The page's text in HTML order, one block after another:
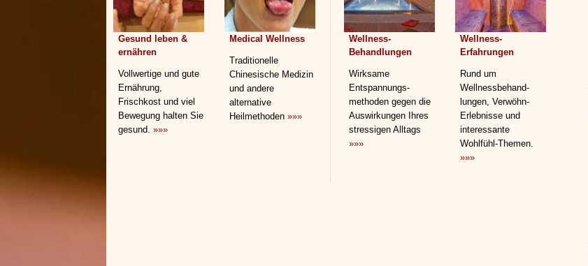
Gesund leben &
ernähren
Vollwertige und gute
Ernährung,
Frischkost und viel
Bewegung halten Sie
gesund. »»»
Medical Wellness
Traditionelle
Chinesische Medizin
und andere
alternative
Heilmethoden »»»
Wellness-
Behandlungen
Wirksame
Entspannungs­
methoden gegen die
Auswirkungen Ihres
stressigen Alltags
»»»
Wellness-
Erfahrungen
Rund um
Wellnessbehand­
lungen, Verwöhn-
Erlebnisse und
interessante
Wohlfühl-Themen.
»»»